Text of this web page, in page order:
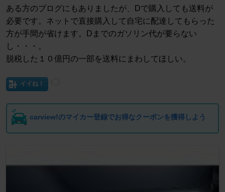
ある方のブログにもありましたが、Dで購入しても送料が
必要です。ネットで直接購入して自宅に配達してもらった
方が手間が省けます。Dまでのガソリン代が要らない
し・・・。
脱税した１０億円の一部を送料にまわしてほしい。
イイね！
carview!のマイカー登録でお得なクーポンを獲得しよう